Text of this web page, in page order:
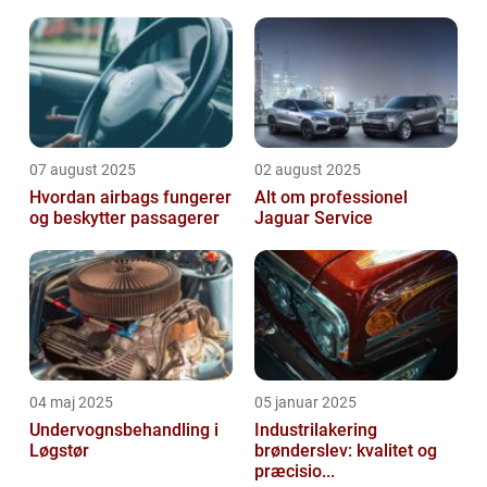
07 august 2025
Hvordan airbags fungerer
og beskytter passagerer
02 august 2025
Alt om professionel
Jaguar Service
04 maj 2025
Undervognsbehandling i
Løgstør
05 januar 2025
Industrilakering
brønderslev: kvalitet og
præcisio...